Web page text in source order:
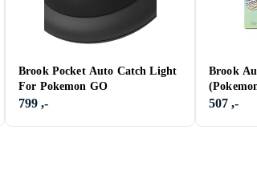
Brook Pocket Auto Catch Light
For Pokemon GO
799 ,-
Brook
507 ,-